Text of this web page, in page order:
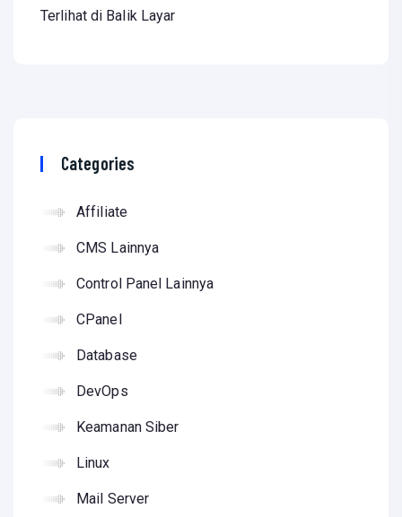
Terlihat di Balik Layar
Categories
Affiliate
CMS Lainnya
Control Panel Lainnya
CPanel
Database
DevOps
Keamanan Siber
Linux
Mail Server